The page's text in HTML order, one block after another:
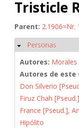
Tristicle
Parent: 2.1906=Nr.
Ocultar
Personas
Autores: Morales
Autores de este
Don Silverio
Firuz Chah [Pseud.]
France [Pseud.],
Hipólito